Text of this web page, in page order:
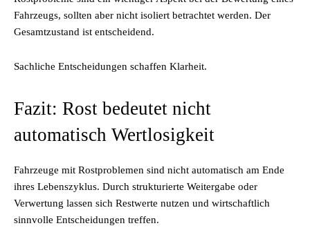
Fahrzeugs, sollten aber nicht isoliert betrachtet werden. Der
Gesamtzustand ist entscheidend.
Sachliche Entscheidungen schaffen Klarheit.
Fazit: Rost bedeutet nicht
automatisch Wertlosigkeit
Fahrzeuge mit Rostproblemen sind nicht automatisch am Ende
ihres Lebenszyklus. Durch strukturierte Weitergabe oder
Verwertung lassen sich Restwerte nutzen und wirtschaftlich
sinnvolle Entscheidungen treffen.